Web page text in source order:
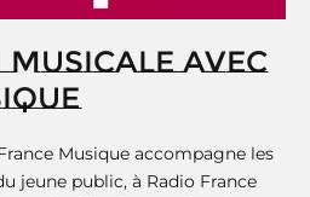
AVEC
Musique accompagne les
jeune public, à Radio France